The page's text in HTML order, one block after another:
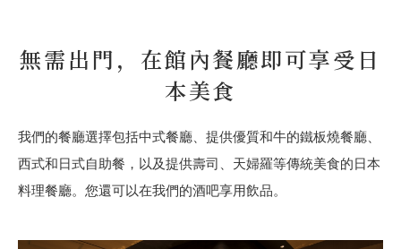
無需出門，在館內餐廳即可享受日
本美食
我們的餐廳選擇包括中式餐廳、提供優質和牛的鐵板燒餐廳、
西式和日式自助餐， 以及提供壽司、天婦羅等傳統美食的日本
料理餐廳。您還可以在我們的酒吧享用飲品。